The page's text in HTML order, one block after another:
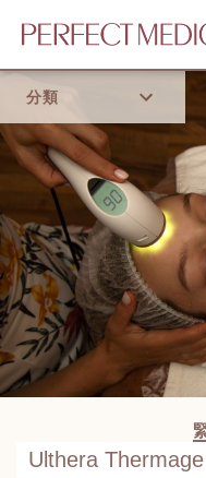
分類
首頁
流行趨勢
Ulthera